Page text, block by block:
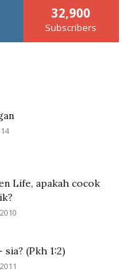
32,900
Subscribers
Life, apakah cocok
sia? (Pkh 1:2)